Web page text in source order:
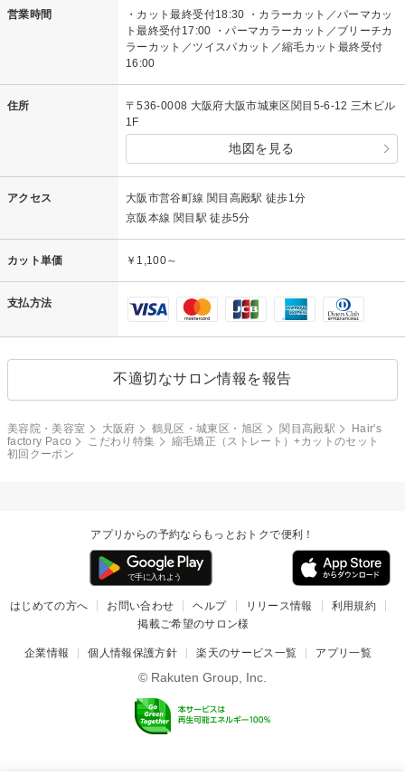
営業時間
・カット最終受付18:30 ・カラーカット／パーマカッ
ト最終受付17:00 ・パーマカラーカット／ブリーチカ
ラーカット／ツイスパカット／縮毛カット最終受付
16:00
住所
〒536-0008 大阪府大阪市城東区関目5-6-12 三木ビル
1F
地図を見る
アクセス
大阪市営谷町線 関目高殿駅 徒歩1分
京阪本線 関目駅 徒歩5分
カット単価 ￥1,100～
支払方法
不適切なサロン情報を報告
美容院・美容室 大阪府 鶴見区・城東区・旭区 関目高殿駅
Hair's
factory Paco
こだわり特集
縮毛矯正（ストレート）+カットのセット
初回クーポン
アプリからの予約ならもっとおトクで便利！
はじめての方へ お問い合わせ ヘルプ リリース情報
利用規約
掲載ご希望のサロン様
企業情報 個人情報保護方針 楽天のサービス一覧 アプリ一覧
© Rakuten Group, Inc.